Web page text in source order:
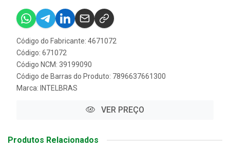
Código do Fabricante: 4671072
Código: 671072
Código NCM: 39199090
Código de Barras do Produto: 7896637661300
Marca: INTELBRAS
VER PREÇO
Produtos Relacionados